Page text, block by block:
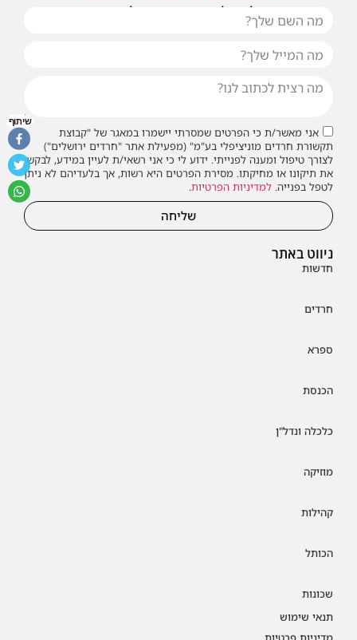
ניווט באתר
חדשות
חרדים
ספרא
הכנסת
כלכלה ונדל"ן
מוזיקה
קהילות
הכותל
שכונות
תנאי שימוש
או שילחו אלינו פנייה ונחזור אליכם בהקדם
אני מאשר/ת כי הפרטים שמסרתי יישמרו במאגר של "קבוצת
תקשורת חרדים מוניציפלי בע"מ" (מפעילת אתר "חרדים ירושלים")
לצורך טיפול ומענה לפנייתי. ידוע לי כי אני רשאי/ת לעיין במידע, לבקש
את תיקונו או מחיקתו. מסירת הפרטים היא רשות, אך בלעדיהם לא ניתן
לטפל בפנייה. למדיניות הפרטיות.
שליחה
שיתוף